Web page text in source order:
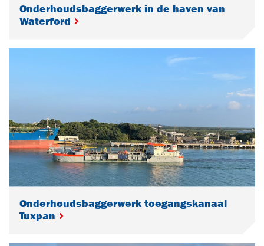
Onderhoudsbaggerwerk in de haven van
Waterford
Onderhoudsbaggerwerk toegangskanaal
Tuxpan